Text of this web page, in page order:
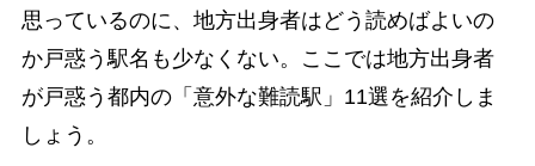
思っているのに、地方出身者はどう読めばよいの
か戸惑う駅名も少なくない。ここでは地方出身者
が戸惑う都内の「意外な難読駅」11選を紹介しま
しょう。